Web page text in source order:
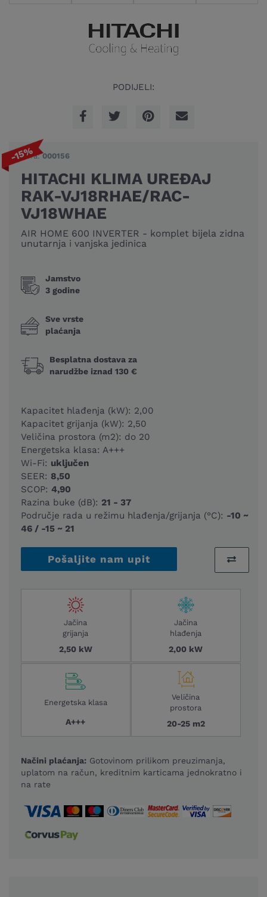
PODIJELI:
-15%
Šifra:000156
HITACHI KLIMA UREĐAJ
RAK-VJ18RHAE/RAC-
VJ18WHAE
AIR HOME 600 INVERTER - komplet bijela zidna
unutarnja i vanjska jedinica
Jamstvo
3 godine
Sve vrste
plaćanja
Besplatna dostava za
narudžbe iznad 130 €
Kapacitet hlađenja (kW): 2,00
Kapacitet grijanja (kW): 2,50
Veličina prostora (m2): do 20
Energetska klasa: A+++
Wi-Fi: uključen
SEER: 8,50
SCOP: 4,90
Razina buke (dB): 21 - 37
Područje rada u režimu hlađenja/grijanja (°C): -10 ~
46 / -15 ~ 21
Pošaljite nam upit
Jačina
grijanja
2,50 kW
Jačina
hlađenja
2,00 kW
Energetska klasa
A+++
Veličina
prostora
20-25 m2
Načini plaćanja: Gotovinom prilikom preuzimanja,
uplatom na račun, kreditnim karticama jednokratno i
na rate